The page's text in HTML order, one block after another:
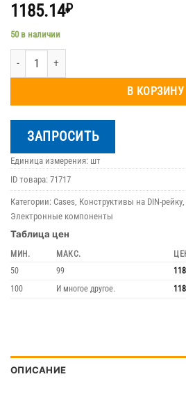
1185.14₽
50 в наличии
Количество товара 25.0410000.RMB
В КОРЗИНУ
ЗАПРОСИТЬ
Единица измерения: шт
ID товара: 71717
Категории: Cases, Конструктивы на DIN-рейку,
Электронные компоненты
Таблица цен
МИН. МАКС.
50
99
100 И многое другое.
ОПИСАНИЕ